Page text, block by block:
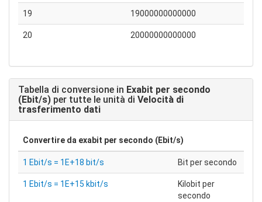
19 19000000000000
20 20000000000000
Tabella di conversione in Exabit per secondo
(Ebit/s) per tutte le unità di Velocità di
trasferimento dati
Convertire da exabit per secondo (Ebit/s)
1 Ebit/s = 1E+18 bit/s Bit per secondo
1 Ebit/s = 1E+15 kbit/s
Kilobit per
secondo